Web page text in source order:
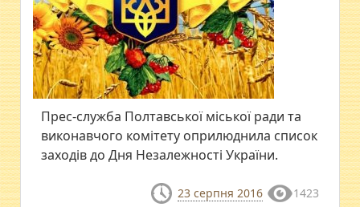
Прес-служба Полтавської міської ради та
виконавчого комітету оприлюднила список
заходів до Дня Незалежності України.
23 серпня 2016 1423